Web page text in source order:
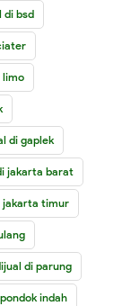
di bsd
limo
di gaplek
jakarta barat
jakarta timur
di parung
indah